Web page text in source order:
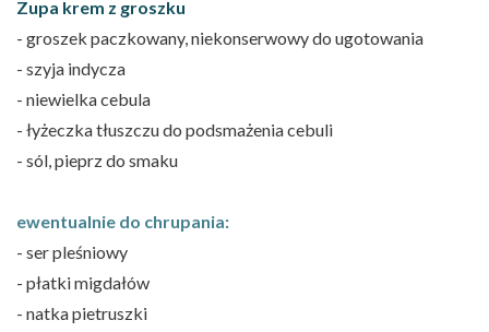
Zupa krem z groszku
- groszek paczkowany, niekonserwowy do ugotowania
- szyja indycza
- niewielka cebula
- łyżeczka tłuszczu do podsmażenia cebuli
- sól, pieprz do smaku
ewentualnie do chrupania:
- ser pleśniowy
- płatki migdałów
- natka pietruszki